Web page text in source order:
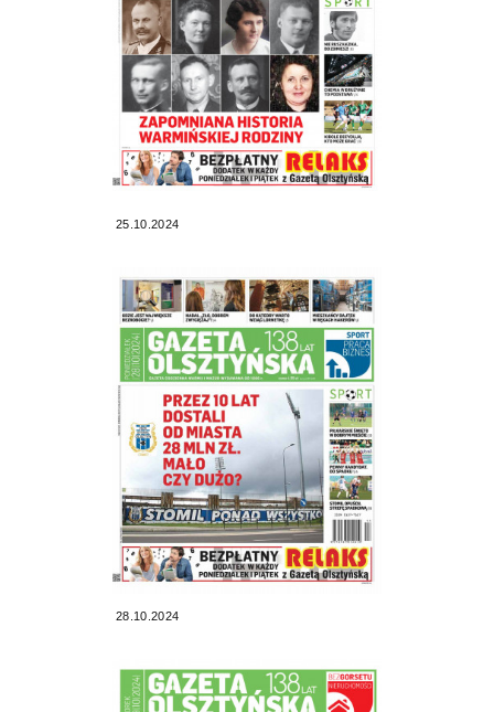
25.10.2024
28.10.2024